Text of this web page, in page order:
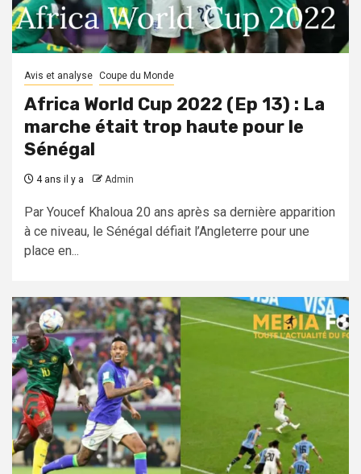
Avis et analyse Coupe du Monde
Africa World Cup 2022 (Ep 13) : La
marche était trop haute pour le
Sénégal
4 ans il y a Admin
Par Youcef Khaloua 20 ans après sa dernière apparition
à ce niveau, le Sénégal défiait l’Angleterre pour une
place en...